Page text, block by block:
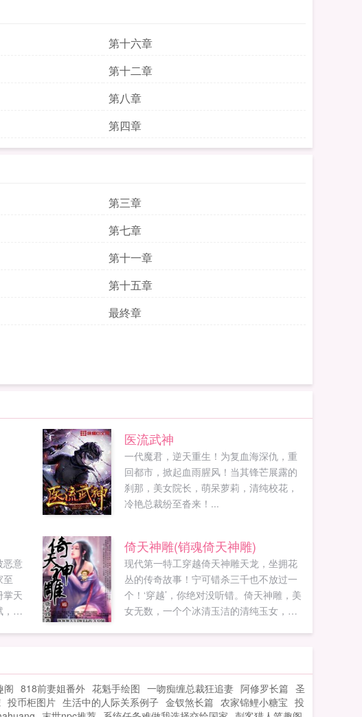
第十六章
第十二章
第八章
第四章
第三章
第七章
第十一章
第十五章
最終章
医流武神
一代魔君，逆天重生！为复血海深仇，重
回都市，掀起血雨腥风！当其锋芒展露的
刹那，美女院长，萌呆萝莉，清纯校花，
冷艳总裁纷至沓来！...
恶意
至
掌天
，提
止单
倚天神雕(销魂倚天神雕)
现代第一特工穿越倚天神雕天龙，坐拥花
丛的传奇故事！宁可错杀三千也不放过一
个！‘穿越’，你绝对没听错。倚天神雕，美
女无数，一个个冰清玉洁的清纯玉女，如
阁 818前妻姐番外 花魁手绘图 一吻痴缠总裁狂追妻 阿修罗长篇 圣
投币柜图片 生活中的人际关系例子 金钗煞长篇 农家锦鲤小糖宝 投